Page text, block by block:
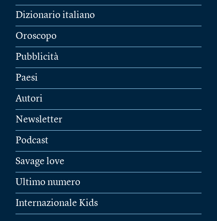
Dizionario italiano
Oroscopo
Pubblicità
Paesi
Autori
Newsletter
Podcast
Savage love
Ultimo numero
Internazionale Kids